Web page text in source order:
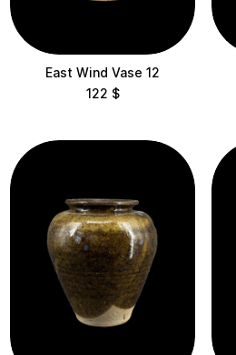
Chairs
Скульптури
Вази
Collections
Корали
East Wind Vase 12
122 $